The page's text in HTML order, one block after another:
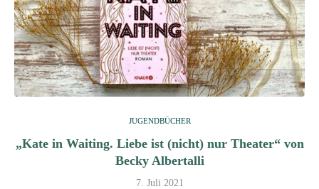
JUGENDBÜCHER
„Kate in Waiting. Liebe ist (nicht) nur Theater“ von
Becky Albertalli
7. Juli 2021